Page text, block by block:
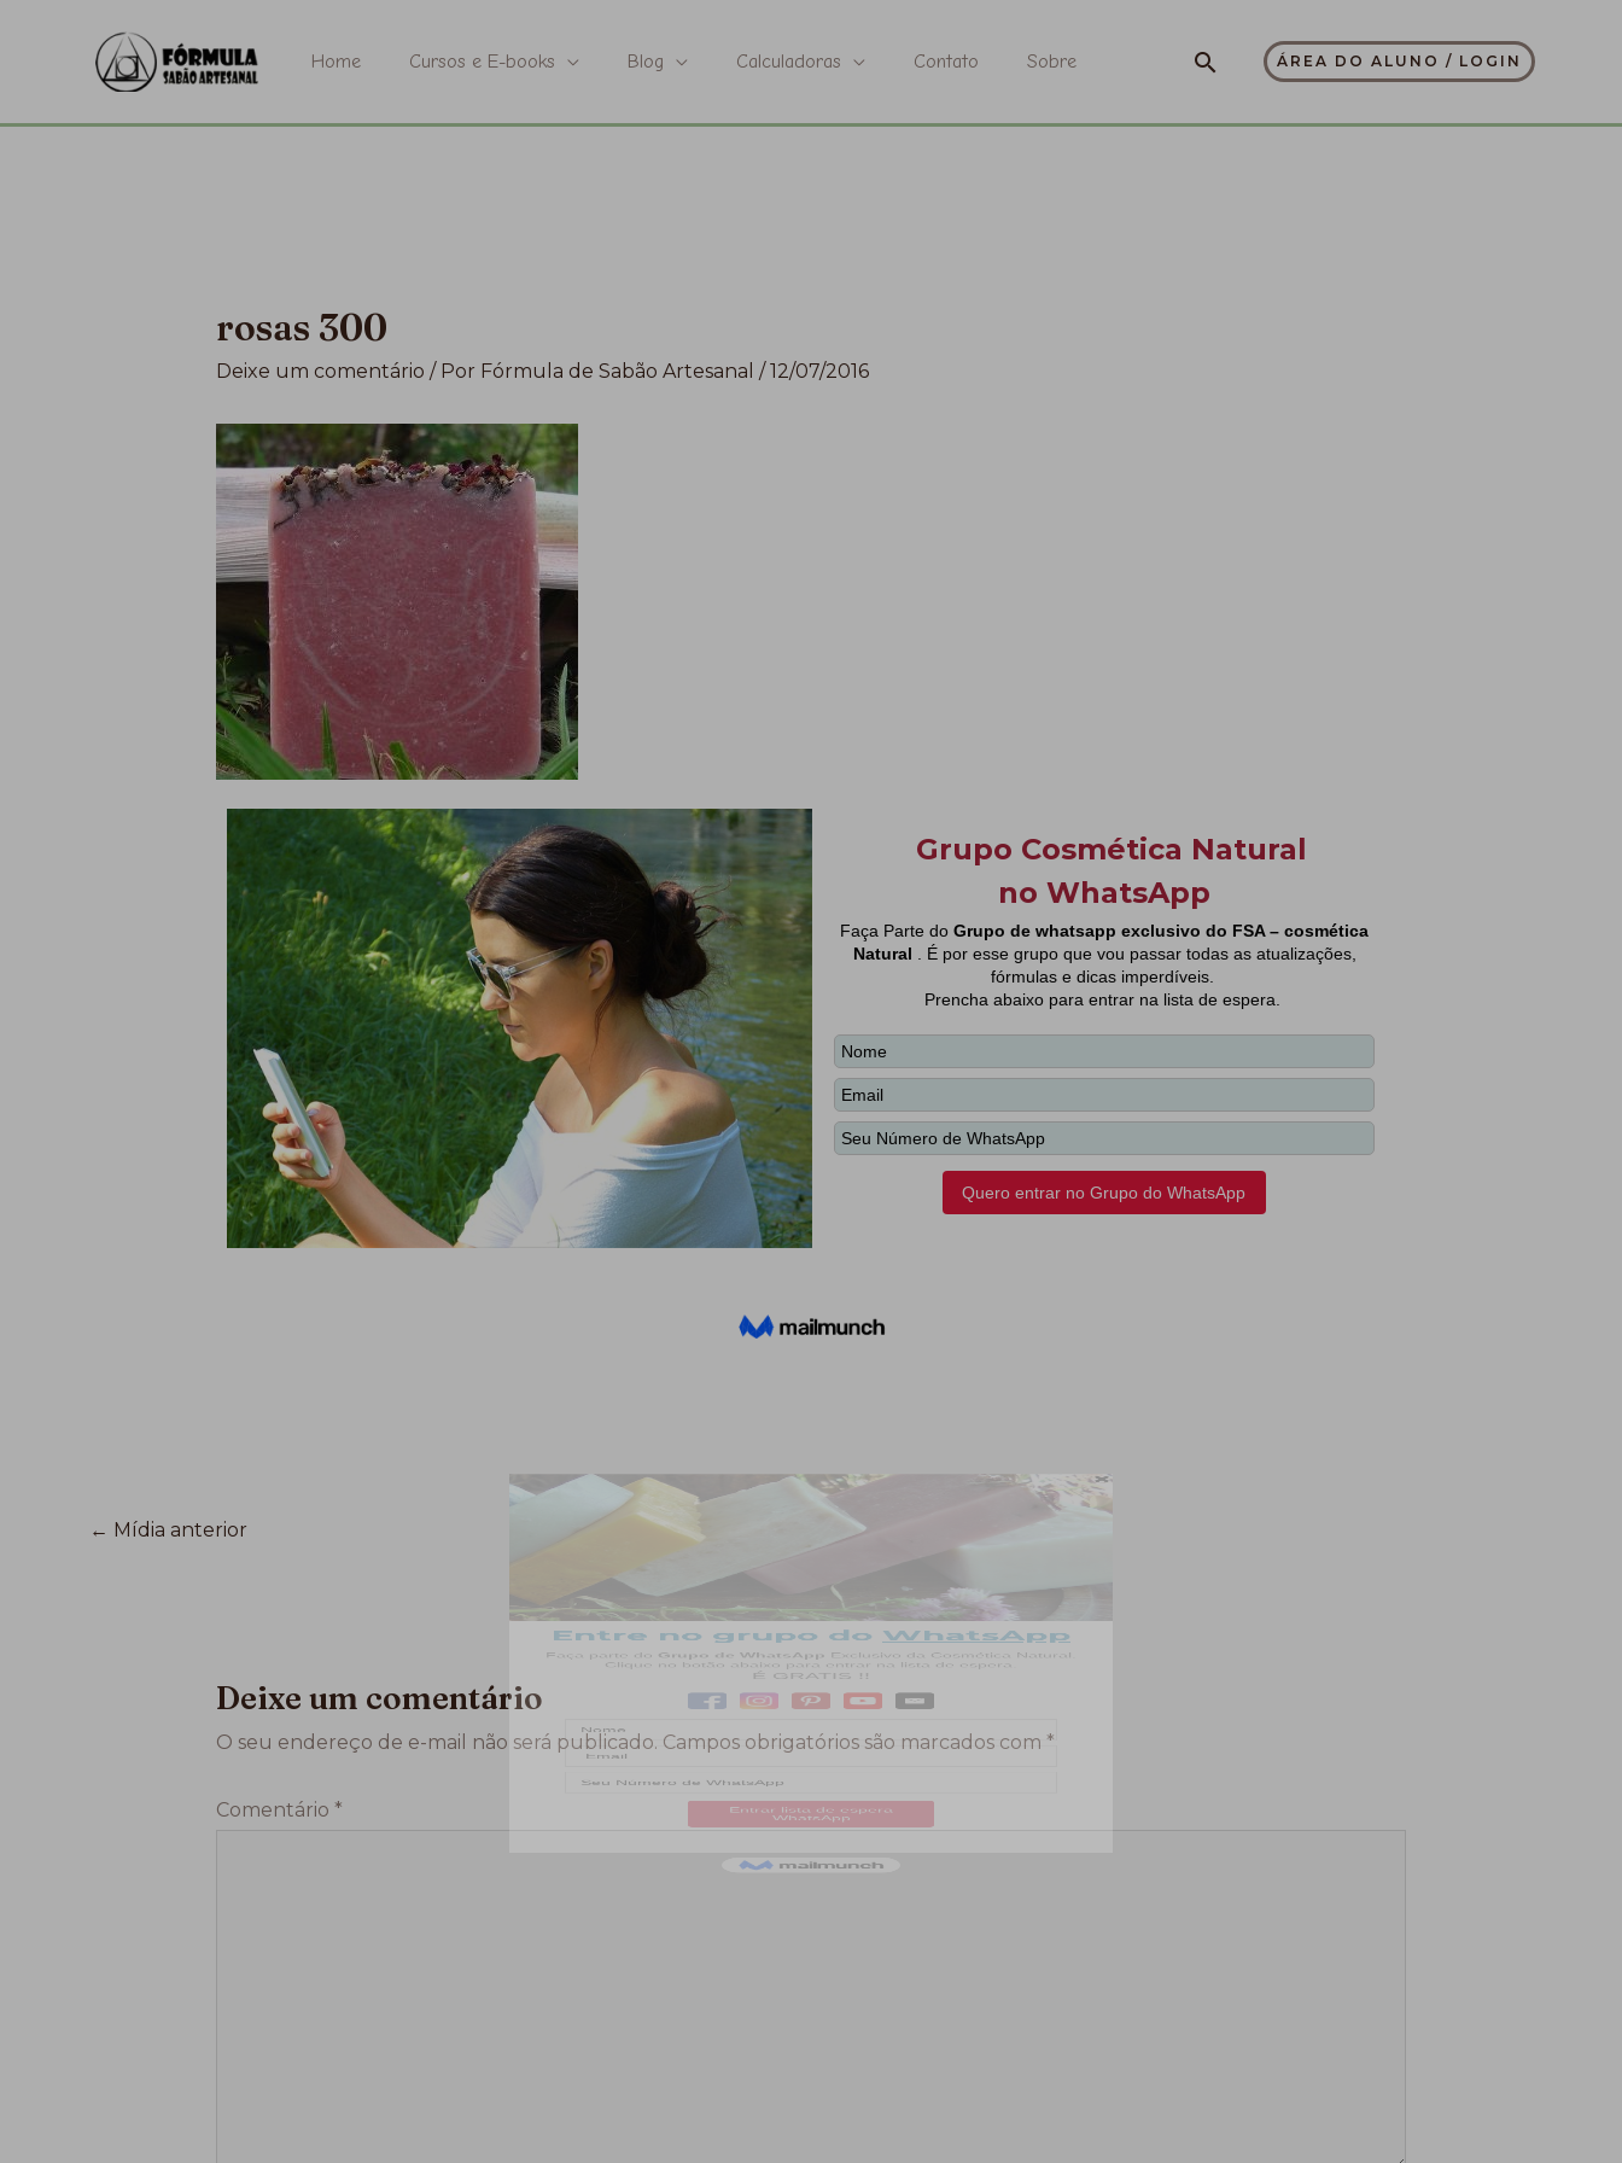
conteúdo
Home Cursos e E-books Blog Calculadoras Contato Sobre PesquisarÁREA DO ALUNO / LOGIN
rosas 300
Deixe um comentário / Por Fórmula de Sabão Artesanal / 12/07/2016
← Mídia anterior
Deixe um comentário
O seu endereço de e-mail não será publicado. Campos obrigatórios são marcados com *
Comentário *